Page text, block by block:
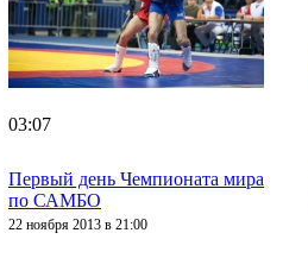
03:07
Первый день Чемпионата мира
по САМБО
22 ноября 2013 в 21:00